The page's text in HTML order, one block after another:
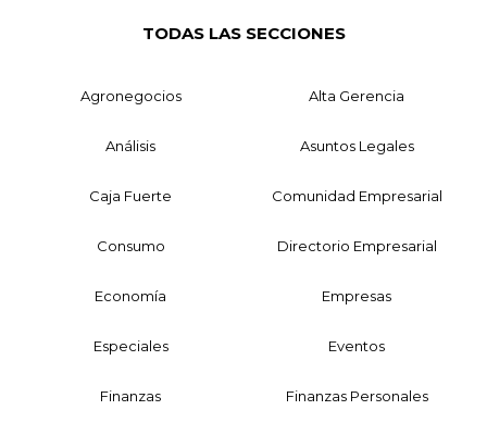
TODAS LAS SECCIONES
Agronegocios Alta Gerencia
Análisis Asuntos Legales
Caja Fuerte Comunidad Empresarial
Consumo Directorio Empresarial
Economía Empresas
Especiales Eventos
Finanzas Finanzas Personales